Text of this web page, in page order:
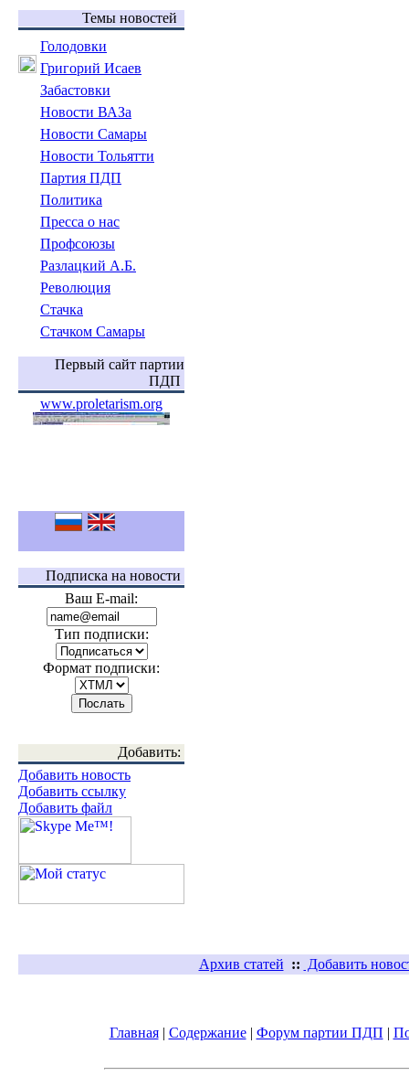
Темы новостей
Голодовки
Григорий Исаев
Забастовки
Новости ВАЗа
Новости Самары
Новости Тольятти
Партия ПДП
Политика
Пресса о нас
Профсоюзы
Разлацкий А.Б.
Революция
Стачка
Стачком Самары
Первый сайт партии
ПДП
www.proletarism.org
Подписка на новости
Ваш E-mail:
Тип подписки:
Формат подписки:
Добавить:
Добавить новость
Добавить ссылку
Добавить файл
Архив статей :: Добавить
Главная| Содержание| Форум партии ПДП |